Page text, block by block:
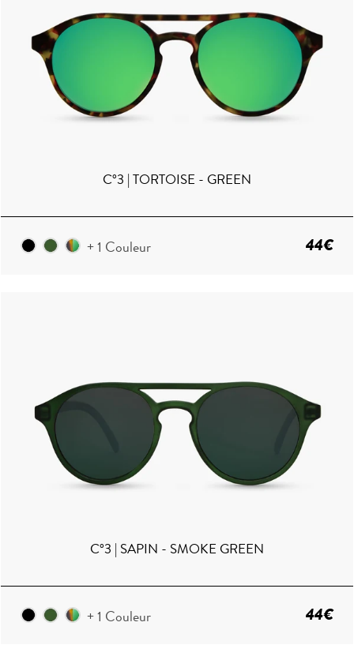
C°3 | TORTOISE - GREEN
+ 1 Couleur 44€
C°3 | SAPIN - SMOKE GREEN
+ 1 Couleur 44€